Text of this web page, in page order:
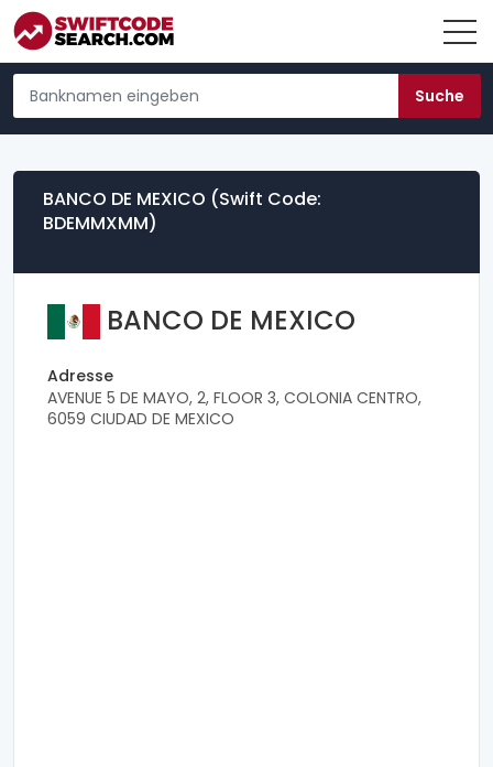
BANCO DE MEXICO (Swift Code:
BDEMMXMM)
BANCO DE MEXICO
Adresse
AVENUE 5 DE MAYO, 2, FLOOR 3, COLONIA CENTRO,
6059 CIUDAD DE MEXICO